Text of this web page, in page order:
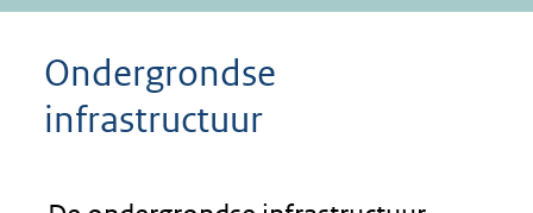
Ondergrondse
infrastructuur